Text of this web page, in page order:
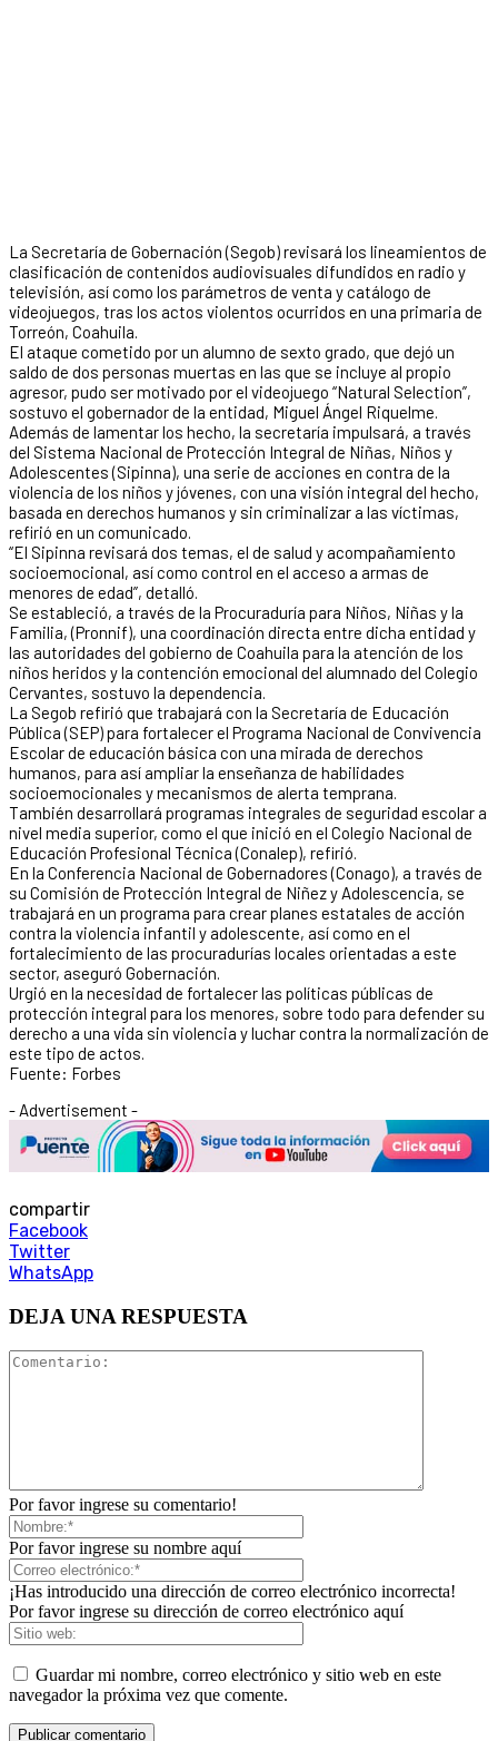
La Secretaría de Gobernación (Segob) revisará los lineamientos de
clasificación de contenidos audiovisuales difundidos en radio y
televisión, así como los parámetros de venta y catálogo de
videojuegos, tras los actos violentos ocurridos en una primaria de
Torreón, Coahuila.
El ataque cometido por un alumno de sexto grado, que dejó un
saldo de dos personas muertas en las que se incluye al propio
agresor, pudo ser motivado por el videojuego “Natural Selection”,
sostuvo el gobernador de la entidad, Miguel Ángel Riquelme.
Además de lamentar los hecho, la secretaría impulsará, a través
del Sistema Nacional de Protección Integral de Niñas, Niños y
Adolescentes (Sipinna), una serie de acciones en contra de la
violencia de los niños y jóvenes, con una visión integral del hecho,
basada en derechos humanos y sin criminalizar a las víctimas,
refirió en un comunicado.
“El Sipinna revisará dos temas, el de salud y acompañamiento
socioemocional, así como control en el acceso a armas de
menores de edad”, detalló.
Se estableció, a través de la Procuraduría para Niños, Niñas y la
Familia, (Pronnif), una coordinación directa entre dicha entidad y
las autoridades del gobierno de Coahuila para la atención de los
niños heridos y la contención emocional del alumnado del Colegio
Cervantes, sostuvo la dependencia.
La Segob refirió que trabajará con la Secretaría de Educación
Pública (SEP) para fortalecer el Programa Nacional de Convivencia
Escolar de educación básica con una mirada de derechos
humanos, para así ampliar la enseñanza de habilidades
socioemocionales y mecanismos de alerta temprana.
También desarrollará programas integrales de seguridad escolar a
nivel media superior, como el que inició en el Colegio Nacional de
Educación Profesional Técnica (Conalep), refirió.
En la Conferencia Nacional de Gobernadores (Conago), a través de
su Comisión de Protección Integral de Niñez y Adolescencia, se
trabajará en un programa para crear planes estatales de acción
contra la violencia infantil y adolescente, así como en el
fortalecimiento de las procuradurías locales orientadas a este
sector, aseguró Gobernación.
Urgió en la necesidad de fortalecer las políticas públicas de
protección integral para los menores, sobre todo para defender su
derecho a una vida sin violencia y luchar contra la normalización de
este tipo de actos.
Fuente: Forbes
- Advertisement -
compartir
Facebook
Twitter
WhatsApp
DEJA UNA RESPUESTA
Por favor ingrese su comentario!
Por favor ingrese su nombre aquí
¡Has introducido una dirección de correo electrónico incorrecta!
Por favor ingrese su dirección de correo electrónico aquí
Guardar mi nombre, correo electrónico y sitio web en este
navegador la próxima vez que comente.